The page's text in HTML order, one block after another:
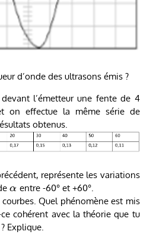
d’onde des ultrasons émis ?
l’émetteur une fente de 4
on effectue la même série de
obtenus.
représente les variations
α entre -60° et +60°.
Quel phénomène est mis
cohérent avec la théorie que tu
Explique.